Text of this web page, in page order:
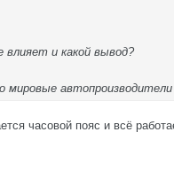
влияет и какой вывод?
автопроизводители
часовой пояс и всё